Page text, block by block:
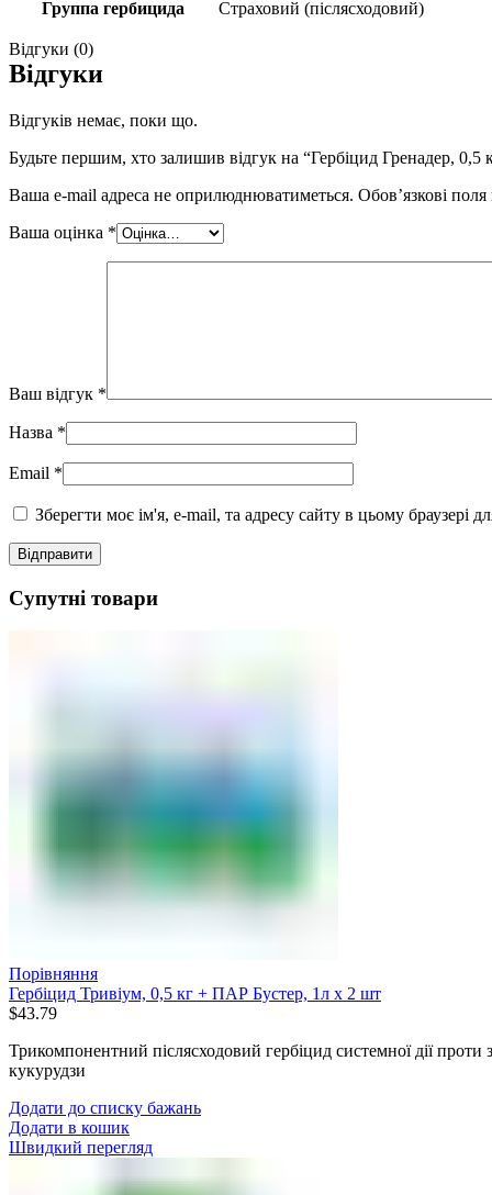
Группа гербицида Страховий (післясходовий)
Відгуки (0)
Відгуки
Відгуків немає, поки що.
Будьте першим, хто залишив відгук на “Гербіцид Гренадер, 0,5
Ваша e-mail адреса не оприлюднюватиметься. Обов’язкові
Ваша оцінка *
Ваш відгук *
Назва *
Email *
Зберегти моє ім'я, e-mail, та адресу сайту в цьому браузері
Супутні товари
Порівняння
Гербіцид Тривіум, 0,5 кг + ПАР Бустер, 1л х 2 шт
$43.79
Трикомпонентний післясходовий гербіцид системної дії проти
кукурудзи
Додати до списку бажань
Додати в кошик
Швидкий перегляд